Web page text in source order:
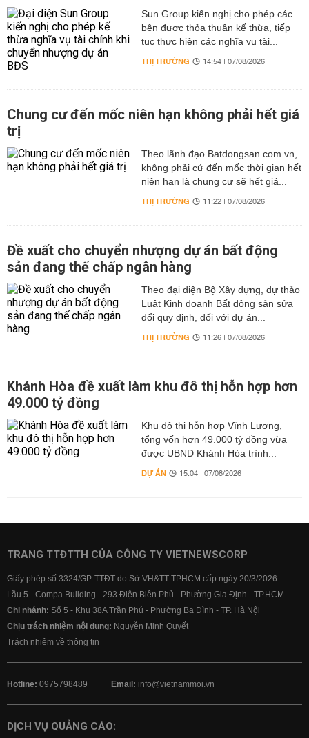
Sun Group kiến nghị cho phép các
bên được thỏa thuận kế thừa, tiếp
tục thực hiện các nghĩa vụ tài...
THỊ TRƯỜNG 14:54 | 07/08/2026
Chung cư đến mốc niên hạn không phải hết giá
trị
Theo lãnh đạo Batdongsan.com.vn,
không phải cứ đến mốc thời gian hết
niên hạn là chung cư sẽ hết giá...
THỊ TRƯỜNG 11:22 | 07/08/2026
Đề xuất cho chuyển nhượng dự án bất động
sản đang thế chấp ngân hàng
Theo đại diện Bộ Xây dựng, dự thảo
Luật Kinh doanh Bất động sản sửa
đổi quy định, đối với dự án...
THỊ TRƯỜNG 11:26 | 07/08/2026
Khánh Hòa đề xuất làm khu đô thị hỗn hợp hơn
49.000 tỷ đồng
Khu đô thị hỗn hợp Vĩnh Lương,
tổng vốn hơn 49.000 tỷ đồng vừa
được UBND Khánh Hòa trình...
DỰ ÁN 15:04 | 07/08/2026
TRANG TTĐTTH CỦA CÔNG TY VIETNEWSCORP
Giấy phép số 3324/GP-TTĐT do Sở VH&TT TPHCM cấp ngày 20/3/2026
Lầu 5 - Compa Building - 293 Điện Biên Phủ - Phường Gia Định - TP.HCM
Chi nhánh: Số 5 - Khu 38A Trần Phú - Phường Ba Đình - TP. Hà Nội
Chịu trách nhiệm nội dung: Nguyễn Minh Quyết
Trách nhiệm về thông tin
Hotline: 0975798489 Email: info@vietnammoi.vn
DỊCH VỤ QUẢNG CÁO: